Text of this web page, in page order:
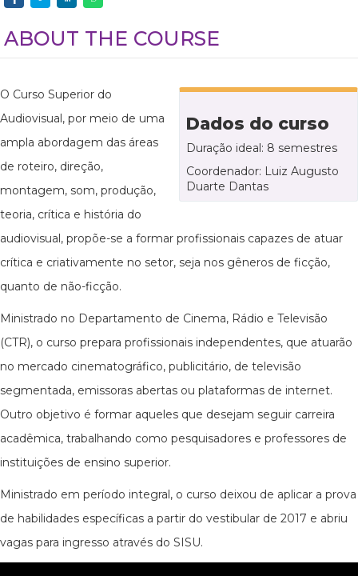
ABOUT THE COURSE
Dados do curso
Duração ideal: 8 semestres
Coordenador: Luiz Augusto
Duarte Dantas
O Curso Superior do
Audiovisual, por meio de uma
ampla abordagem das áreas
de roteiro, direção,
montagem, som, produção,
teoria, crítica e história do
audiovisual, propõe-se a formar profissionais capazes de atuar
crítica e criativamente no setor, seja nos gêneros de ficção,
quanto de não-ficção.
Ministrado no Departamento de Cinema, Rádio e Televisão
(CTR), o curso prepara profissionais independentes, que atuarão
no mercado cinematográfico, publicitário, de televisão
segmentada, emissoras abertas ou plataformas de internet.
Outro objetivo é formar aqueles que desejam seguir carreira
acadêmica, trabalhando como pesquisadores e professores de
instituições de ensino superior.
Ministrado em período integral, o curso deixou de aplicar a prova
de habilidades específicas a partir do vestibular de 2017 e abriu
vagas para ingresso através do SISU.